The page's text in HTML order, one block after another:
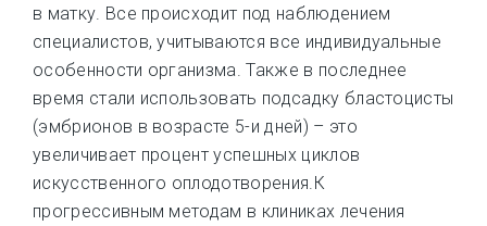
в матку. Все происходит под наблюдением
специалистов, учитываются все индивидуальные
особенности организма. Также в последнее
время стали использовать подсадку бластоцисты
(эмбрионов в возрасте 5-и дней) – это
увеличивает процент успешных циклов
искусственного оплодотворения.К
прогрессивным методам в клиниках лечения